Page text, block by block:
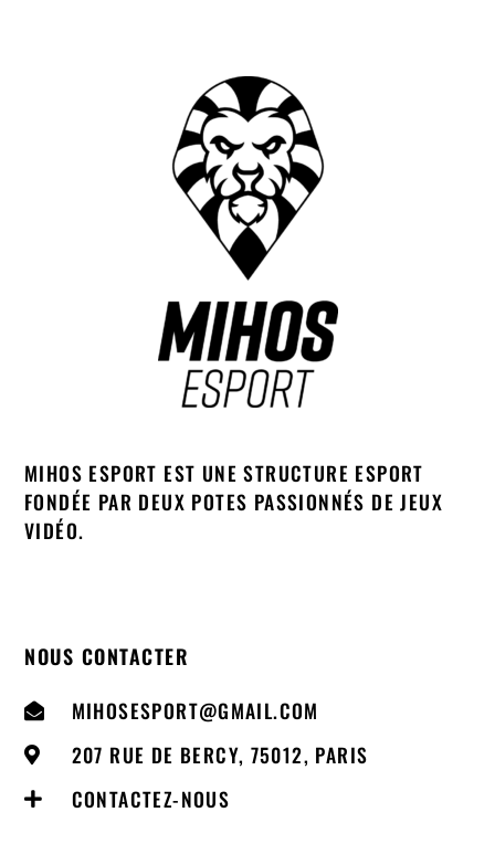
MIHOS ESPORT EST UNE STRUCTURE ESPORT
FONDÉE PAR DEUX POTES PASSIONNÉS DE JEUX
VIDÉO.
NOUS CONTACTER
MIHOSESPORT@GMAIL.COM
207 RUE DE BERCY, 75012, PARIS
CONTACTEZ-NOUS